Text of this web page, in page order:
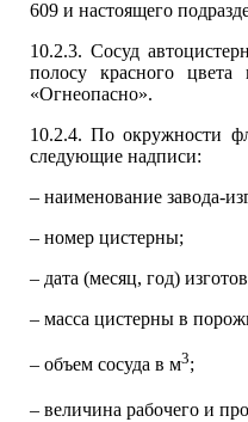
609 и настоящего
10.2.3. Сосуд
полосу красного
«Огнеопасно».
10.2.4. По окружности
следующие надписи:
– наименование завода-
– номер цистерны;
– дата (месяц, год)
– масса цистерны в
– объем сосуда в м3;
– величина рабочего и